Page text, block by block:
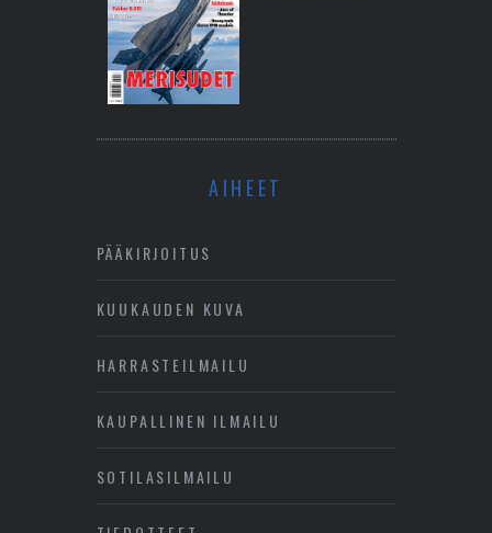
AIHEET
PÄÄKIRJOITUS
KUUKAUDEN KUVA
HARRASTEILMAILU
KAUPALLINEN ILMAILU
SOTILASILMAILU